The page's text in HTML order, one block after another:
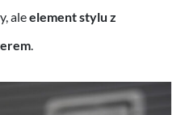
aleelement stylu z